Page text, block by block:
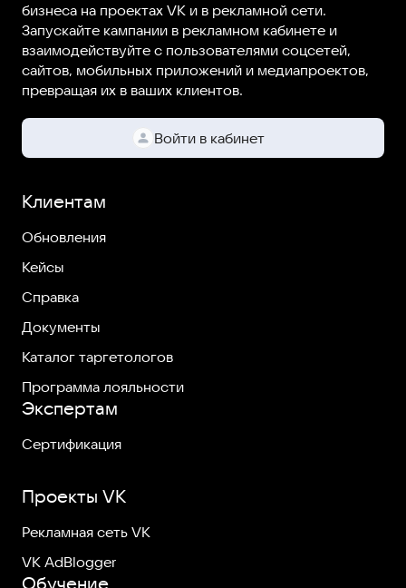
бизнеса на проектах VK и в рекламной сети.
Запускайте кампании в рекламном кабинете и
взаимодействуйте с пользователями соцсетей,
сайтов, мобильных приложений и медиапроектов,
превращая их в ваших клиентов.
Войти в кабинет
Клиентам
Обновления
Кейсы
Справка
Документы
Каталог таргетологов
Программа лояльности
Экспертам
Сертификация
Проекты VK
Рекламная сеть VK
VK AdBlogger
Обучение